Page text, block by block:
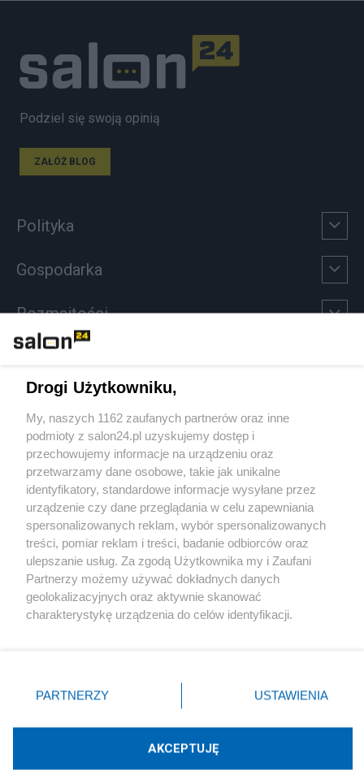
Podziel się swoją opinią
ZAŁÓŻ BLOG
Polityka
Gospodarka
Rozmaitości
Sport
Społeczeństwo
Kultura
X Facebook Instagram Youtube
Drogi Użytkowniku,
My, naszych 1162 zaufanych partnerów oraz inne
podmioty z salon24.pl uzyskujemy dostęp i
przechowujemy informacje na urządzeniu oraz
przetwarzamy dane osobowe, takie jak unikalne
identyfikatory, standardowe informacje wysyłane przez
urządzenie czy dane przeglądania w celu zapewniania
spersonalizowanych reklam, wybór spersonalizowanych
treści, pomiar reklam i treści, badanie odbiorców oraz
ulepszanie usług. Za zgodą Użytkownika my i Zaufani
Partnerzy możemy używać dokładnych danych
geolokalizacyjnych oraz aktywnie skanować
charakterystykę urządzenia do celów identyfikacji.
zmienić/wycofać klikając przycisk ustawień prywatności
znajdujący się w lewym dolnym rogu strony
rodzaje przetwarzania danych nie wymagają zgody
użytkownika, ale masz prawo sprzeciwić się takiemu
przetwarzaniu. Preferencje będą miały zastosowania tylko
PARTNERZY USTAWIENIA
AKCEPTUJĘ